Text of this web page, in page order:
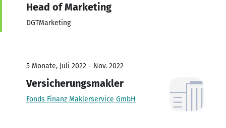
Head of Marketing
DGTMarketing
5 Monate, Juli 2022 - Nov. 2022
Versicherungsmakler
Fonds Finanz Maklerservice GmbH